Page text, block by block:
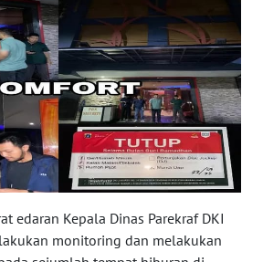
edaran Kepala Dinas Parekraf DKI
monitoring dan melakukan